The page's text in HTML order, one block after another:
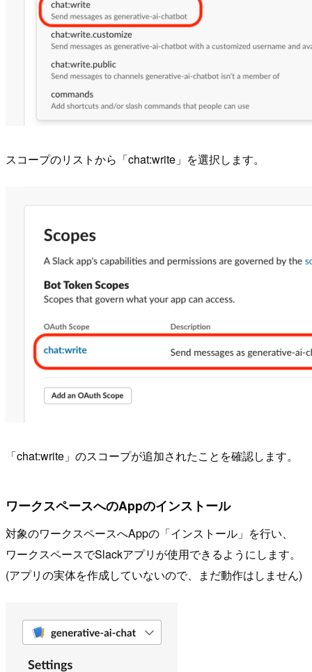
スコープのリストから「chat:write」を選択します。
「chat:write」のスコープが追加されたことを確認します。
ワークスペースへのAppのインストール
対象のワークスペースへAppの「インストール」を行い、
ワークスペースでSlackアプリが使用できるようにします。
(アプリの実体を作成していないので、まだ動作はしません)